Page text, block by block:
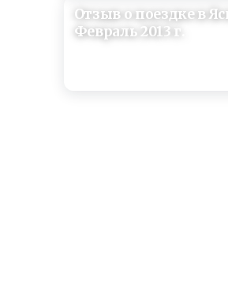
Отзыв о поездке в
Февраль 2013 г.